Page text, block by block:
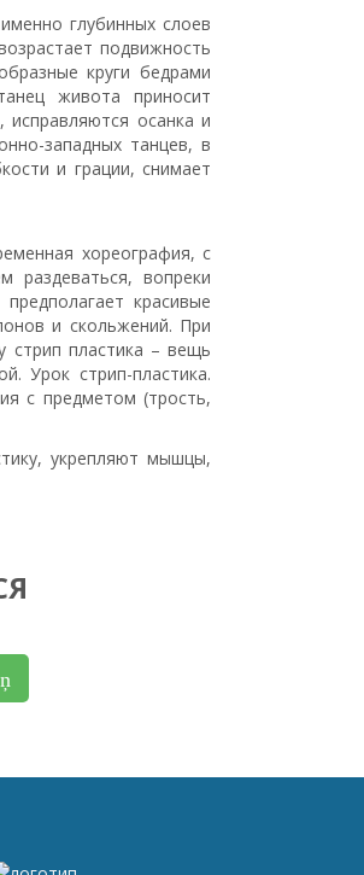
глубинных слоев
подвижность
круги бедрами
живота приносит
осанка и
западных танцев, в
и грации, снимает
хореография, с
раздеваться, вопреки
красивые
и скольжений. При
стрип пластика – вещь
Урок стрип-пластика.
с предметом (трость,
укрепляют мышцы,